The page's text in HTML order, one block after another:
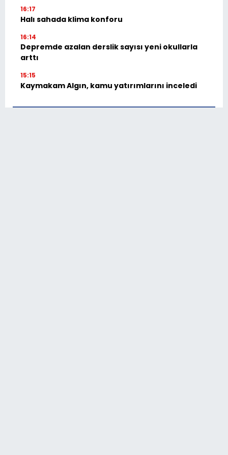
16:17
Halı sahada klima konforu
16:14
Depremde azalan derslik sayısı yeni okullarla
arttı
15:15
Kaymakam Algın, kamu yatırımlarını inceledi